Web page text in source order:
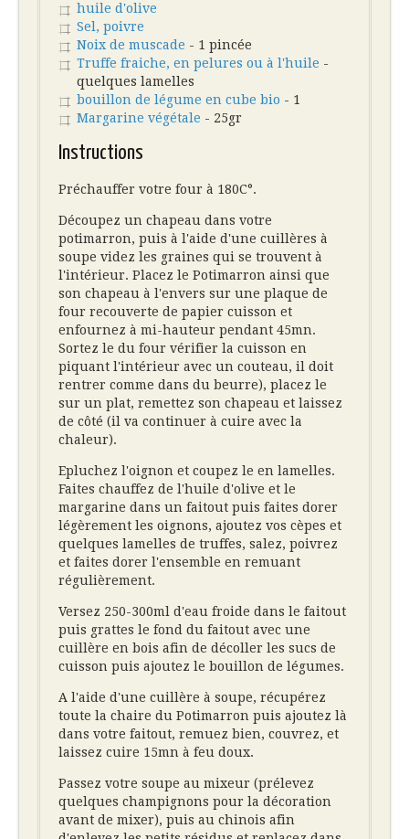
huile d'olive
Sel, poivre
Noix de muscade - 1 pincée
Truffe fraiche, en pelures ou à l'huile -
quelques lamelles
bouillon de légume en cube bio - 1
Margarine végétale - 25gr
Instructions
Préchauffer votre four à 180C°.
Découpez un chapeau dans votre
potimarron, puis à l'aide d'une cuillères à
soupe videz les graines qui se trouvent à
l'intérieur. Placez le Potimarron ainsi que
son chapeau à l'envers sur une plaque de
four recouverte de papier cuisson et
enfournez à mi-hauteur pendant 45mn.
Sortez le du four vérifier la cuisson en
piquant l'intérieur avec un couteau, il doit
rentrer comme dans du beurre), placez le
sur un plat, remettez son chapeau et laissez
de côté (il va continuer à cuire avec la
chaleur).
Epluchez l'oignon et coupez le en lamelles.
Faites chauffez de l'huile d'olive et le
margarine dans un faitout puis faites dorer
légèrement les oignons, ajoutez vos cèpes et
quelques lamelles de truffes, salez, poivrez
et faites dorer l'ensemble en remuant
régulièrement.
Versez 250-300ml d'eau froide dans le faitout
puis grattes le fond du faitout avec une
cuillère en bois afin de décoller les sucs de
cuisson puis ajoutez le bouillon de légumes.
A l'aide d'une cuillère à soupe, récupérez
toute la chaire du Potimarron puis ajoutez là
dans votre faitout, remuez bien, couvrez, et
laissez cuire 15mn à feu doux.
Passez votre soupe au mixeur (prélevez
quelques champignons pour la décoration
avant de mixer), puis au chinois afin